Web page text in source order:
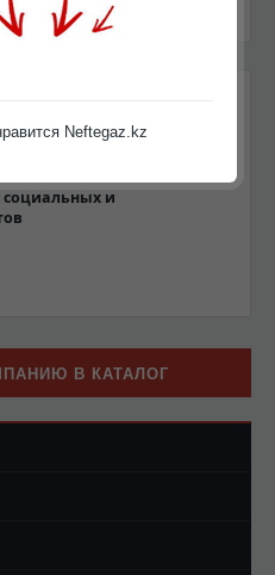
В КАТАЛОГ
и
Neftegaz.kz